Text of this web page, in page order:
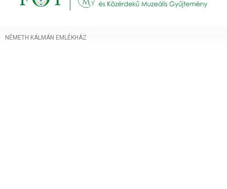
NÉMETH KÁLMÁN EMLÉKHÁZ